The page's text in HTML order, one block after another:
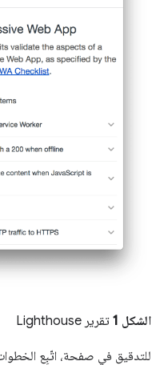
الشكل 1 تقرير Lighthouse
للتدقيق في صفحة، اتّبِع الخطوات